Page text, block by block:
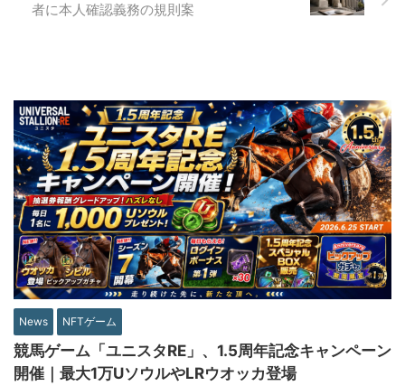
者に本人確認義務の規則案
News NFTゲーム
競馬ゲーム「ユニスタRE」、1.5周年記念キャンペーン
開催｜最大1万UソウルやLRウオッカ登場